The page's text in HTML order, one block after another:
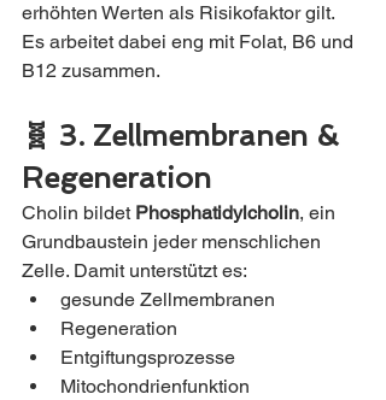
erhöhten Werten als Risikofaktor gilt.
Es arbeitet dabei eng mit Folat, B6 und
B12 zusammen.
🧬 3. Zellmembranen &
Regeneration
Cholin bildet Phosphatidylcholin, ein
Grundbaustein jeder menschlichen
Zelle. Damit unterstützt es:
gesunde Zellmembranen
Regeneration
Entgiftungsprozesse
Mitochondrienfunktion